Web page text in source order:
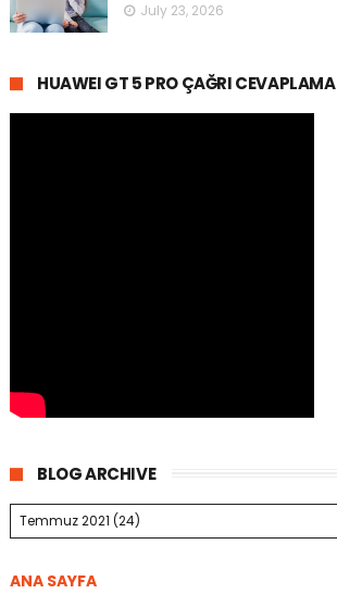
July 23, 2026
HUAWEI GT 5 PRO ÇAĞRI CEVAPLAMA
BLOG ARCHIVE
ANA SAYFA